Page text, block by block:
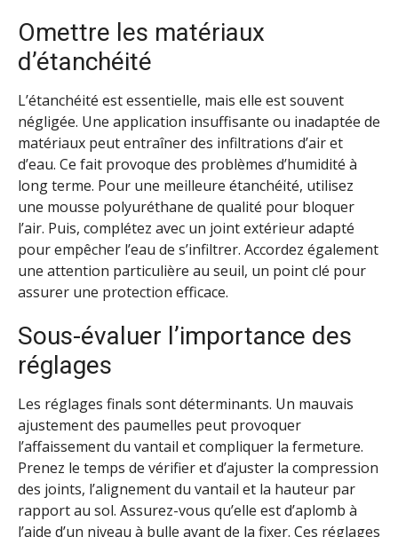
Omettre les matériaux
d’étanchéité
L’étanchéité est essentielle, mais elle est souvent
négligée. Une application insuffisante ou inadaptée de
matériaux peut entraîner des infiltrations d’air et
d’eau. Ce fait provoque des problèmes d’humidité à
long terme. Pour une meilleure étanchéité, utilisez
une mousse polyuréthane de qualité pour bloquer
l’air. Puis, complétez avec un joint extérieur adapté
pour empêcher l’eau de s’infiltrer. Accordez également
une attention particulière au seuil, un point clé pour
assurer une protection efficace.
Sous-évaluer l’importance des
réglages
Les réglages finals sont déterminants. Un mauvais
ajustement des paumelles peut provoquer
l’affaissement du vantail et compliquer la fermeture.
Prenez le temps de vérifier et d’ajuster la compression
des joints, l’alignement du vantail et la hauteur par
rapport au sol. Assurez-vous qu’elle est d’aplomb à
l’aide d’un niveau à bulle avant de la fixer. Ces réglages